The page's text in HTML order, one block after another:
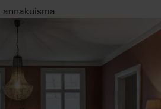
annakuisma